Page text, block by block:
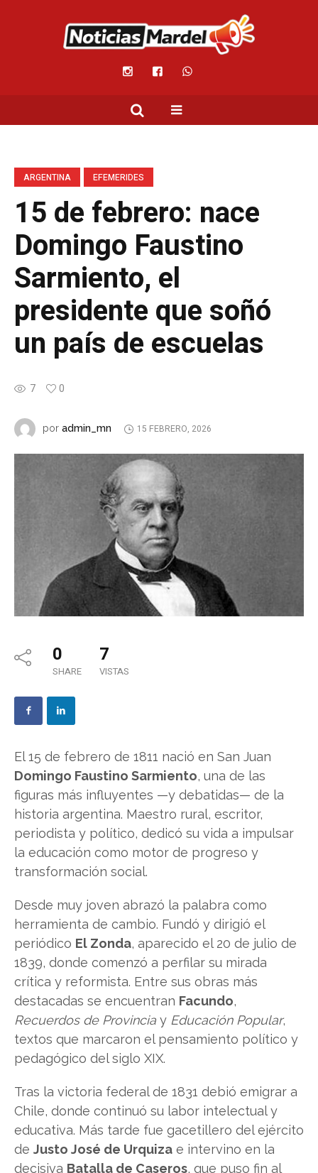
ARGENTINA EFEMERIDES
15 de febrero: nace
Domingo Faustino
Sarmiento, el
presidente que soñó
un país de escuelas
7 0
por admin_mn 15 FEBRERO, 2026
0
SHARE
7
VISTAS
El 15 de febrero de 1811 nació en San Juan
Domingo Faustino Sarmiento, una de las
figuras más influyentes —y debatidas— de la
historia argentina. Maestro rural, escritor,
periodista y político, dedicó su vida a impulsar
la educación como motor de progreso y
transformación social.
Desde muy joven abrazó la palabra como
herramienta de cambio. Fundó y dirigió el
periódico El Zonda, aparecido el 20 de julio de
1839, donde comenzó a perfilar su mirada
crítica y reformista. Entre sus obras más
destacadas se encuentran Facundo,
Recuerdos de Provincia y Educación Popular,
textos que marcaron el pensamiento político y
pedagógico del siglo XIX.
Tras la victoria federal de 1831 debió emigrar a
Chile, donde continuó su labor intelectual y
educativa. Más tarde fue gacetillero del ejército
de Justo José de Urquiza e intervino en la
decisiva Batalla de Caseros, que puso fin al